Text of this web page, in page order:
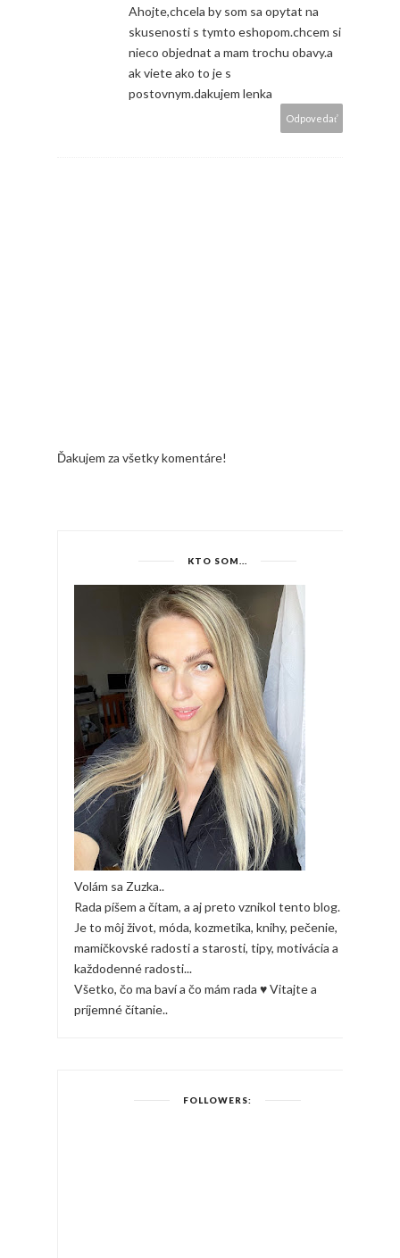
Ahojte,chcela by som sa opytat na
skusenosti s tymto eshopom.chcem si
nieco objednat a mam trochu obavy.a
ak viete ako to je s
postovnym.dakujem lenka
Odpovedať
Ďakujem za všetky komentáre!
KTO SOM...
Volám sa Zuzka..
Rada píšem a čítam, a aj preto vznikol tento blog.
Je to môj život, móda, kozmetika, knihy, pečenie,
mamičkovské radosti a starosti, tipy, motivácia a
každodenné radosti...
Všetko, čo ma baví a čo mám rada ♥ Vitajte a
príjemné čítanie..
FOLLOWERS: